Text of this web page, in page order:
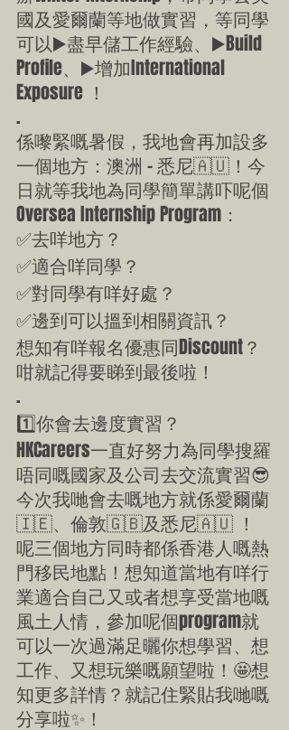
國及愛爾蘭等地做實習，等同學
可以▶️盡早儲工作經驗、▶️Build
Profile、▶️增加International
Exposure ！
.
係嚟緊嘅暑假，我地會再加設多
一個地方：澳洲 - 悉尼🇦🇺！今
日就等我地為同學簡單講吓呢個
Oversea Internship Program：
✅去咩地方？
✅適合咩同學？
✅對同學有咩好處？
✅邊到可以搵到相關資訊？
想知有咩報名優惠同Discount？
咁就記得要睇到最後啦！
.
1️⃣你會去邊度實習？
HKCareers一直好努力為同學搜羅
唔同嘅國家及公司去交流實習😎
今次我哋會去嘅地方就係愛爾蘭
🇮🇪、倫敦🇬🇧及悉尼🇦🇺 ！
呢三個地方同時都係香港人嘅熱
門移民地點！想知道當地有咩行
業適合自己又或者想享受當地嘅
風土人情，參加呢個program就
可以一次過滿足曬你想學習、想
工作、又想玩樂嘅願望啦！🤩想
知更多詳情？就記住緊貼我哋嘅
分享啦✨！